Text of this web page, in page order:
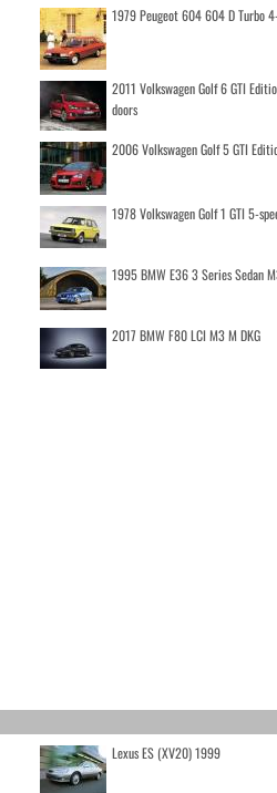
1979 Peugeot 604 604 D Turbo
2011 Volkswagen Golf 6 GTI
doors
2006 Volkswagen Golf 5 GTI
1978 Volkswagen Golf 1 GTI 5-
1995 BMW E36 3 Series Sedan
2017 BMW F80 LCI M3 M DKG
Lexus ES (XV20) 1999